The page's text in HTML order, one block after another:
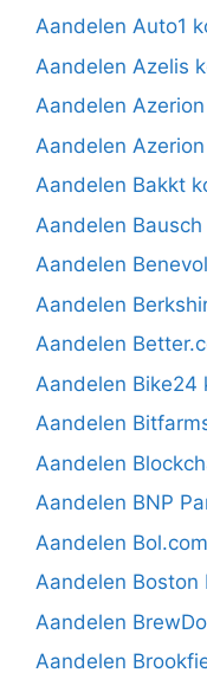
Aandelen Auto1
Aandelen Azelis
Aandelen
Aandelen
Aandelen Bakkt
Aandelen Bausch
Aandelen
Aandelen
Aandelen
Aandelen Bike24
Aandelen
Aandelen
Aandelen BNP
Aandelen
Aandelen Boston
Aandelen
Aandelen